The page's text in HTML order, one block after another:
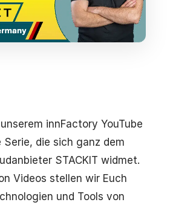
innFactory YouTube
Serie, die sich ganz dem
STACKIT widmet.
Videos stellen wir Euch
und Tools von